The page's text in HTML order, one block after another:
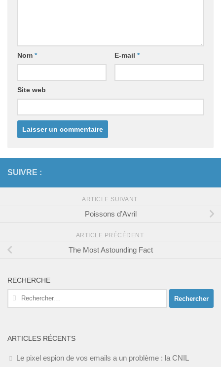
Nom * E-mail *
Site web
SUIVRE :
ARTICLE SUIVANT
Poissons d’Avril
ARTICLE PRÉCÉDENT
The Most Astounding Fact
RECHERCHE
Rechercher :
ARTICLES RÉCENTS
Le pixel espion de vos emails a un problème : la CNIL